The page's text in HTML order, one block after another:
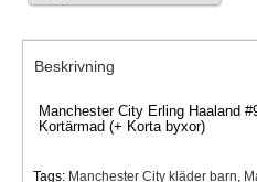
Beskrivning
Manchester City Erling Haaland
Kortärmad (+ Korta byxor)
Tags: Manchester City kläder barn